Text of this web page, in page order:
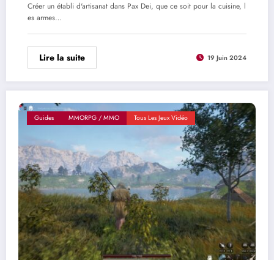
Créer un établi d'artisanat dans Pax Dei, que ce soit pour la cuisine, l
es armes…
Lire la suite 19 Juin 2024
Guides MMORPG / MMO Tous Les Jeux Vidéo